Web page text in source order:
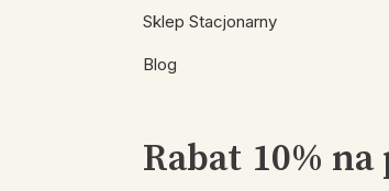
Sklep Stacjonarny
Blog
Rabat 10%